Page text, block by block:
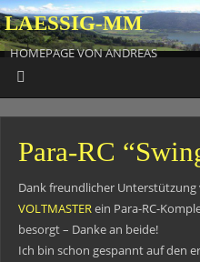
LAESSIG-MM
HOMEPAGE VON ANDREAS
Para-RC
Dank freundlicher Unterstützung
VOLTMASTERein Para-RC-
besorgt – Danke an beide!
Ich bin schon gespannt auf den